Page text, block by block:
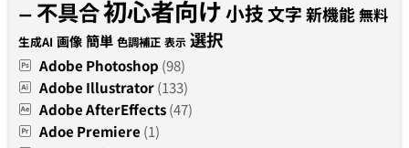
ー 不具合初心者向け小技文字新機能無料
生成AI 画像 簡単 色調補正 表示 選択
Adobe Photoshop (98)
Adobe Illustrator(133)
Adobe AfterEffects(47)
Adoe Premiere (1)